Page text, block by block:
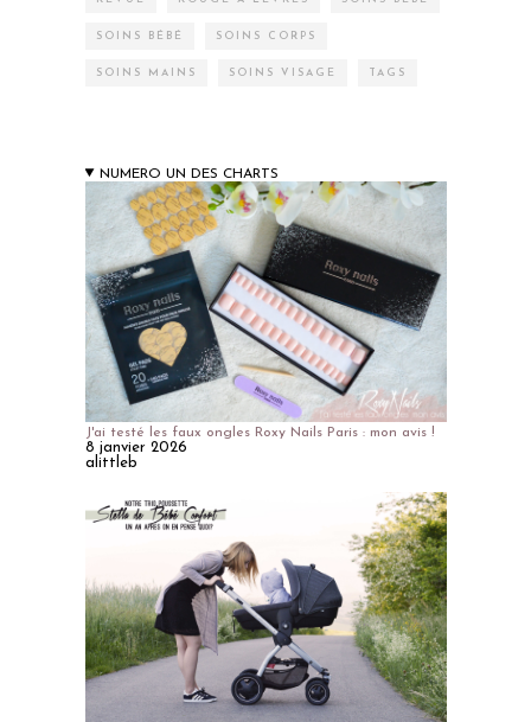
SOINS BÉBÉ SOINS CORPS
SOINS MAINS SOINS VISAGE TAGS
NUMERO UN DES CHARTS
J'ai testé les faux ongles Roxy Nails Paris : mon avis !
8 janvier 2026
alittleb